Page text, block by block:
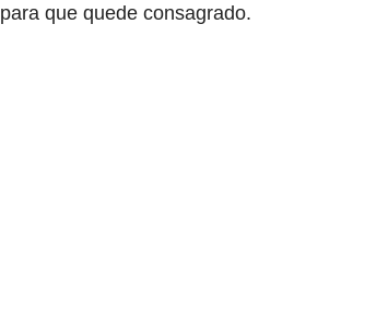
para que quede consagrado.